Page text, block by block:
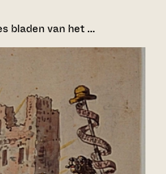
bladen van het …